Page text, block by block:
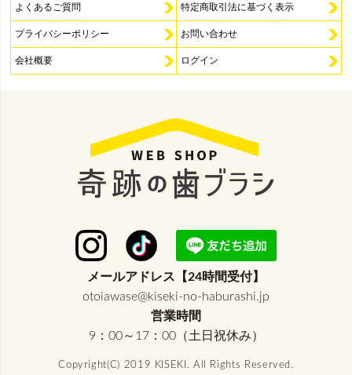
よくあるご質問 特定商取引法に基づく表示
プライバシーポリシー お問い合わせ
会社概要 ログイン
メールアドレス【24時間受付】
otoiawase@kiseki-no-haburashi.jp
営業時間
9：00～17：00（土日祝休み）
Copyright(C) 2019 KISEKI. All Rights Reserved.